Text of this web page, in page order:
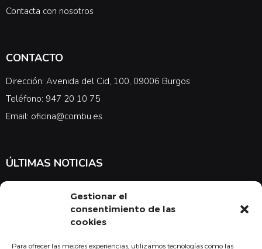
Gestionar el
consentimiento de las
cookies
Para ofrecer las mejores experiencias, utilizamos tecnologías como las
Contacta con nosotros
CONTACTO
Dirección: Avenida del Cid, 100, 09006 Burgos
Teléfono: 947 20 10 75
Email: oficina@combu.es
ÚLTIMAS NOTICIAS
noticias en cuanto a medicina y el COMBU